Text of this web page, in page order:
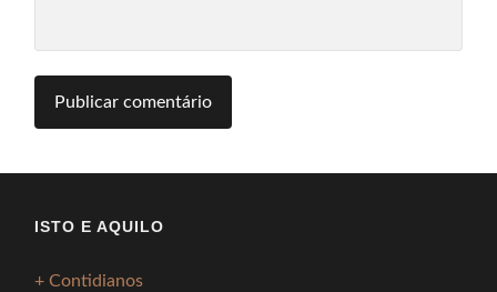
ISTO E AQUILO
+ Contidianos